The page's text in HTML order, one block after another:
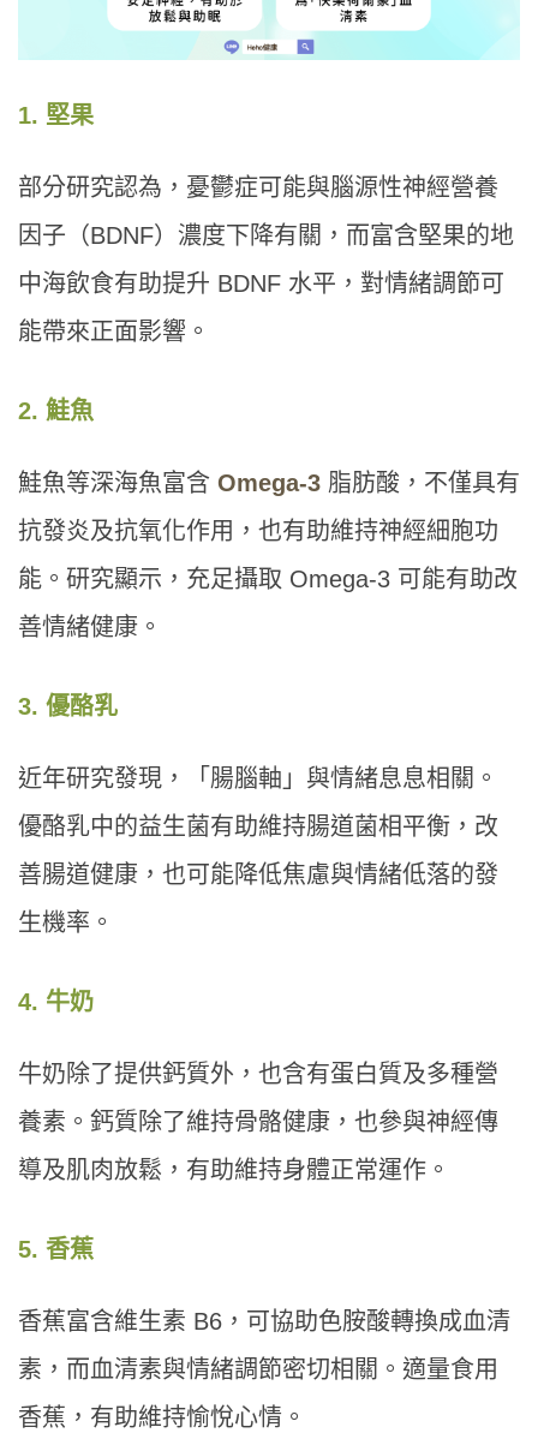
1. 堅果
部分研究認為，憂鬱症可能與腦源性神經營養
因子（BDNF）濃度下降有關，而富含堅果的地
中海飲食有助提升 BDNF 水平，對情緒調節可
能帶來正面影響。
2. 鮭魚
鮭魚等深海魚富含 Omega-3 脂肪酸，不僅具有
抗發炎及抗氧化作用，也有助維持神經細胞功
能。研究顯示，充足攝取 Omega-3 可能有助改
善情緒健康。
3. 優酪乳
近年研究發現，「腸腦軸」與情緒息息相關。
優酪乳中的益生菌有助維持腸道菌相平衡，改
善腸道健康，也可能降低焦慮與情緒低落的發
生機率。
4. 牛奶
牛奶除了提供鈣質外，也含有蛋白質及多種營
養素。鈣質除了維持骨骼健康，也參與神經傳
導及肌肉放鬆，有助維持身體正常運作。
5. 香蕉
香蕉富含維生素 B6，可協助色胺酸轉換成血清
素，而血清素與情緒調節密切相關。適量食用
香蕉，有助維持愉悅心情。